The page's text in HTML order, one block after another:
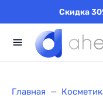
Скидка
Главная